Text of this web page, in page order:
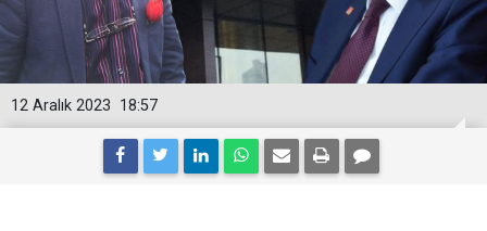
18:57
12 Aralık 2023